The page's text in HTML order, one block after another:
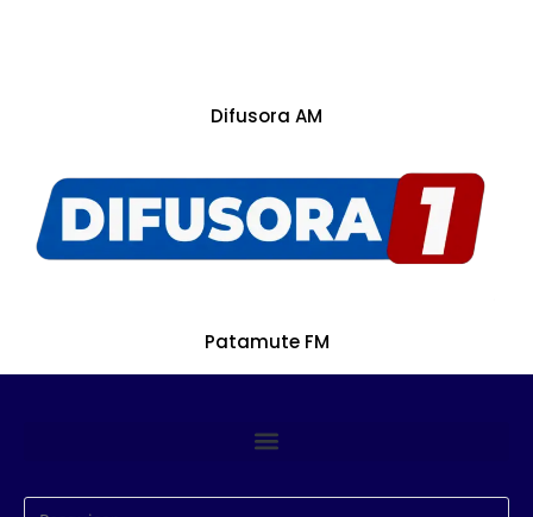
Difusora AM
Patamute FM